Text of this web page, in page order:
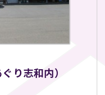
り志和内）